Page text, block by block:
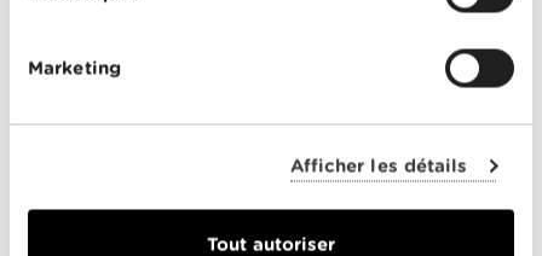
Marketing
Afficher les détails
Tout autoriser
ENTREPRISES